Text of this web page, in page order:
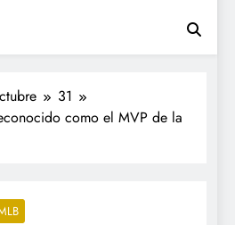
AL DIA •
Deportivo
#deportealdiaperiodico
31
como el MVP de la